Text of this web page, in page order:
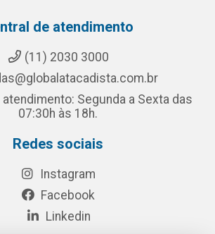
de atendimento
(11) 2030 3000
atendimento: Segunda a Sexta das
07:30h às 18h.
Redes sociais
Instagram
Facebook
Linkedin